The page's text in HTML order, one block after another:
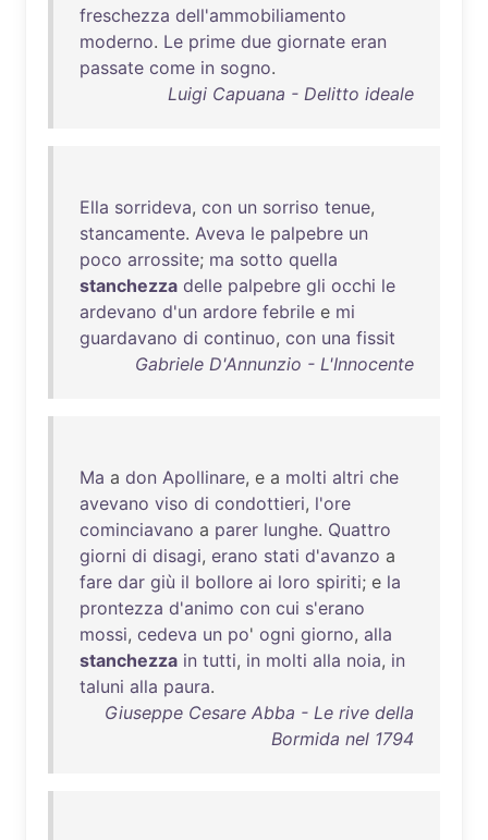
freschezza dell'ammobiliamento
moderno. Le prime due giornate eran
passate come in sogno.
Luigi Capuana - Delitto ideale
Ella sorrideva, con un sorriso tenue,
stancamente. Aveva le palpebre un
poco arrossite; ma sotto quella
stanchezza delle palpebre gli occhi le
ardevano d'un ardore febrile e mi
guardavano di continuo, con una fissit
Gabriele D'Annunzio - L'Innocente
Ma a don Apollinare, e a molti altri che
avevano viso di condottieri, l'ore
cominciavano a parer lunghe. Quattro
giorni di disagi, erano stati d'avanzo a
fare dar giù il bollore ai loro spiriti; e la
prontezza d'animo con cui s'erano
mossi, cedeva un po' ogni giorno, alla
stanchezza in tutti, in molti alla noia, in
taluni alla paura.
Giuseppe Cesare Abba - Le rive della
Bormida nel 1794